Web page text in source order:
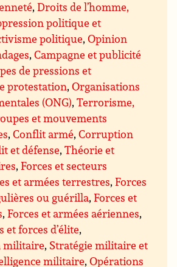
,Droits de l’homme,
politique et
politique,Opinion
,Campagne et publicité
de pressions et
protestation,Organisations
(ONG),Terrorisme,
et mouvements
,Conflit armé,Corruption
et défense,Théorie et
,Forces et secteurs
et armées terrestres,Forces
ou guérilla,Forces et
,Forces et armées aériennes,
et forces d’élite,
militaire, Stratégie militaire et
militaire,Opérations